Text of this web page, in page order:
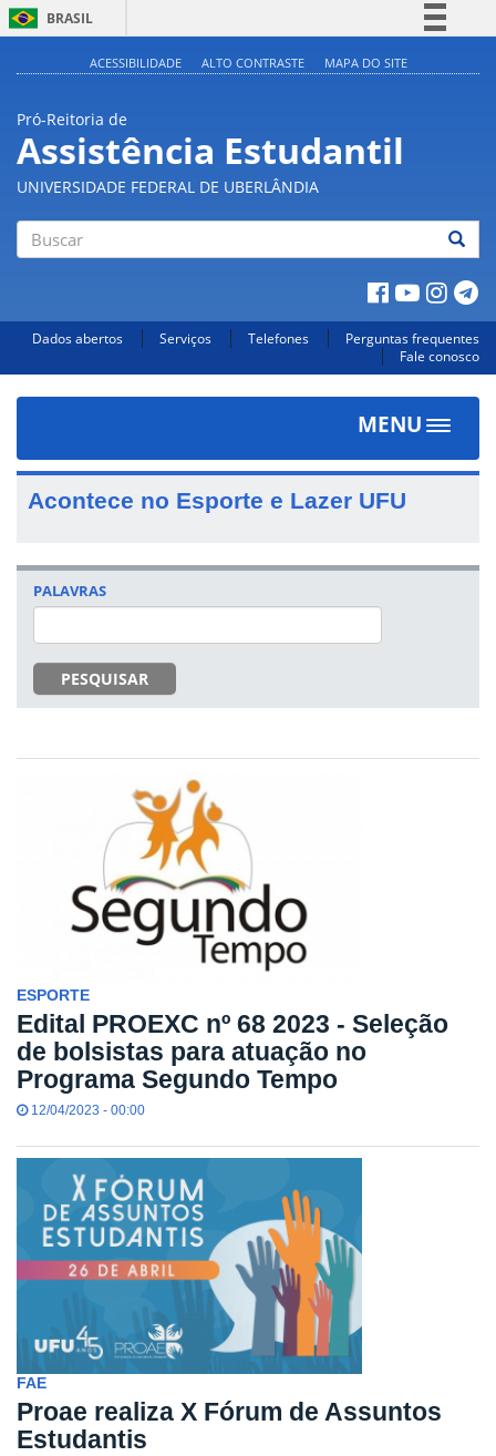
BRASIL
Acesso à informação
Legislação
Canais
ACESSIBILIDADE ALTO CONTRASTE MAPA DO SITE
Pró-Reitoria de
Assistência Estudantil
UNIVERSIDADE FEDERAL DE UBERLÂNDIA
Dados abertos Serviços Telefones
Perguntas frequentes
Fale conosco
MENU
Toggle
Acontece no Esporte e Lazer UFU
PALAVRAS
PESQUISAR
ESPORTE
Edital PROEXC nº 68 2023 - Seleção
de bolsistas para atuação no
Programa Segundo Tempo
12/04/2023 - 00:00
FAE
Proae realiza X Fórum de Assuntos
Estudantis